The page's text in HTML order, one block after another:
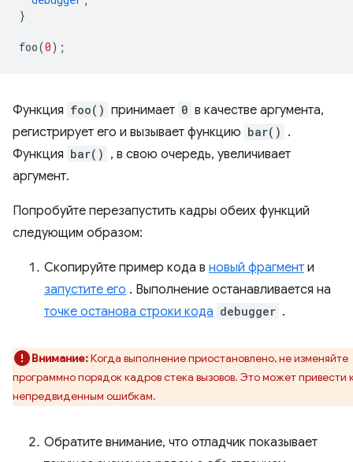
}
foo(0);
Функция foo() принимает 0 в качестве аргумента,
регистрирует его и вызывает функцию bar() .
Функция bar() , в свою очередь, увеличивает
аргумент.
Попробуйте перезапустить кадры обеих функций
следующим образом:
Скопируйте пример кода в новый фрагмент и
запустите его . Выполнение останавливается на
точке останова строки кода debugger .
Внимание:Когда выполнение приостановлено, не изменяйте
программно порядок кадров стека вызовов. Это может привести
непредвиденным ошибкам.
Обратите внимание, что отладчик показывает